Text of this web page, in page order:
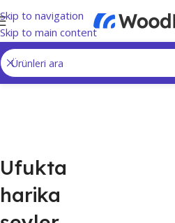
Skip to navigation
Skip to main content
Ufukta
harika